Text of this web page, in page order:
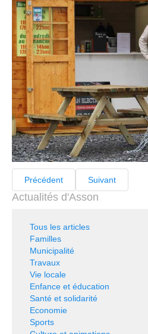
Précédent Suivant
Actualités d'Asson
Tous les articles
Familles
Municipalité
Travaux
Vie locale
Enfance et éducation
Santé et solidarité
Economie
Sports